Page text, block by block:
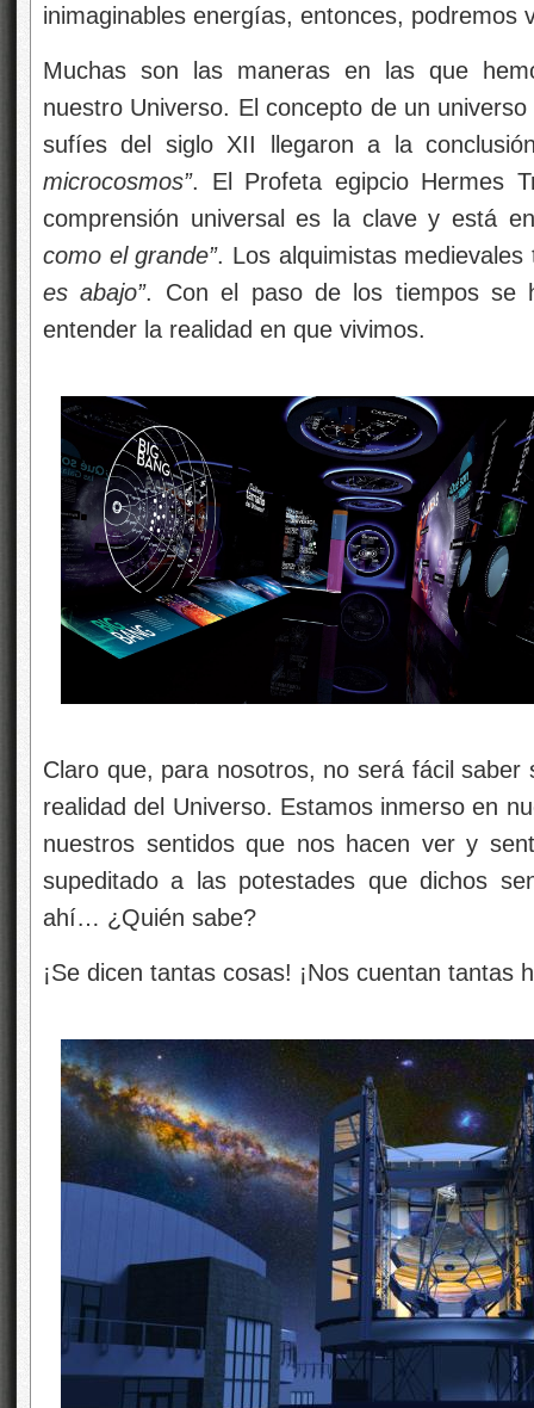
inimaginables energías, entonces, podremos
Muchas son las maneras en las que
nuestro Universo. El concepto de un
sufíes del siglo XII llegaron a la
microcosmos”. El Profeta egipcio Hermes
comprensión universal es la clave y está
como el grande”. Los alquimistas
es abajo”. Con el paso de los tiempos se
entender la realidad en que vivimos.
Claro que, para nosotros, no será fácil
realidad del Universo. Estamos inmerso en
nuestros sentidos que nos hacen ver y
supeditado a las potestades que dichos
ahí… ¿Quién sabe?
¡Se dicen tantas cosas! ¡Nos cuentan tantas